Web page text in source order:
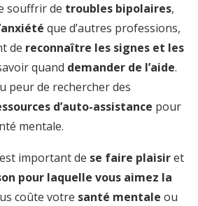
souffrir de troubles bipolaires,
que d’autres professions,
de reconnaître les signes et les
quand demander de l’aide.
peur de rechercher des
d’auto-assistance pour
mentale.
important de se faire plaisiret
pour laquelle vous aimez la
coûte votre santé mentale ou